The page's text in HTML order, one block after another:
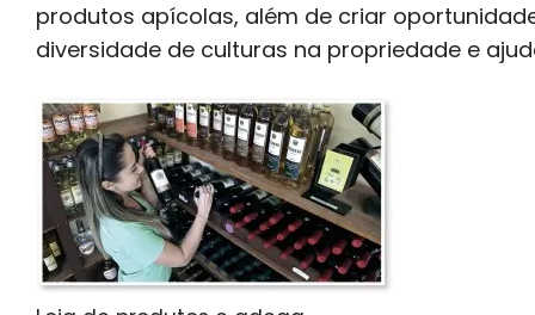
produtos apícolas, além de criar
diversidade de culturas na propriedade e